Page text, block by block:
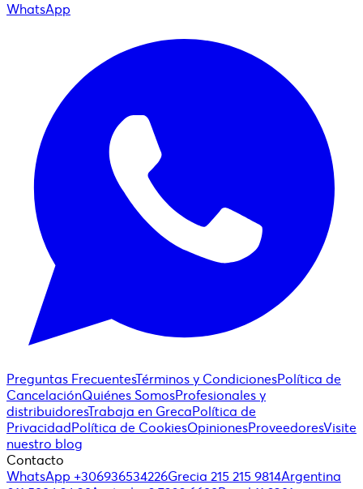
WhatsApp
Preguntas FrecuentesTérminos y CondicionesPolítica de
CancelaciónQuiénes SomosProfesionales y
distribuidoresTrabaja en GrecaPolítica de
PrivacidadPolítica de CookiesOpinionesProveedoresVisite
nuestro blog
Contacto
WhatsApp +306936534226Grecia 215 215 9814Argentina